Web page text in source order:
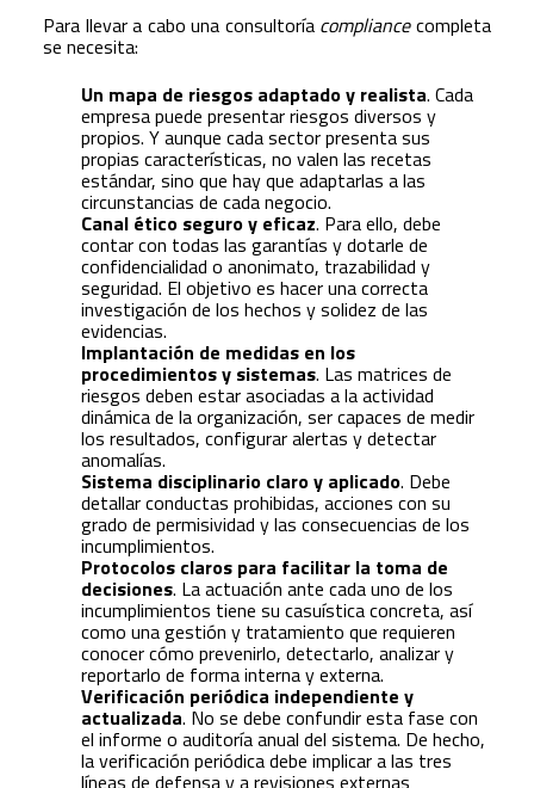
Para llevar a cabo una consultoría compliancecompleta
se necesita:
Un mapa de riesgos adaptado y realista. Cada
empresa puede presentar riesgos diversos y
propios. Y aunque cada sector presenta sus
propias características, no valen las recetas
estándar, sino que hay que adaptarlas a las
circunstancias de cada negocio.
Canal ético seguro y eficaz. Para ello, debe
contar con todas las garantías y dotarle de
confidencialidad o anonimato, trazabilidad y
seguridad. El objetivo es hacer una correcta
investigación de los hechos y solidez de las
evidencias.
Implantación de medidas en los
procedimientos y sistemas. Las matrices de
riesgos deben estar asociadas a la actividad
dinámica de la organización, ser capaces de medir
los resultados, configurar alertas y detectar
anomalías.
Sistema disciplinario claro y aplicado. Debe
detallar conductas prohibidas, acciones con su
grado de permisividad y las consecuencias de los
incumplimientos.
Protocolos claros para facilitar la toma de
decisiones. La actuación ante cada uno de los
incumplimientos tiene su casuística concreta, así
como una gestión y tratamiento que requieren
conocer cómo prevenirlo, detectarlo, analizar y
reportarlo de forma interna y externa.
Verificación periódica independiente y
actualizada. No se debe confundir esta fase con
el informe o auditoría anual del sistema. De hecho,
la verificación periódica debe implicar a las tres